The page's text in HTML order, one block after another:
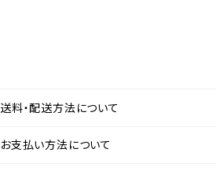
送料・配送方法について
お支払い方法について